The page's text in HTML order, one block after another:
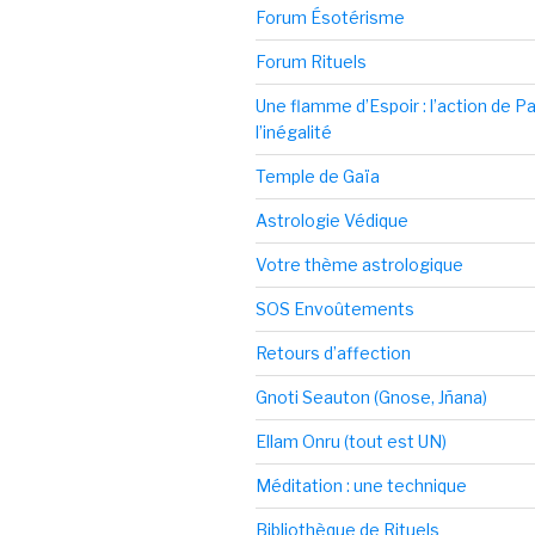
Forum Ésotérisme
Forum Rituels
Une flamme d’Espoir : l’action de
l’inégalité
Temple de Gaïa
Astrologie Védique
Votre thème astrologique
SOS Envoûtements
Retours d’affection
Gnoti Seauton (Gnose, Jñana)
Ellam Onru (tout est UN)
Méditation : une technique
Bibliothèque de Rituels